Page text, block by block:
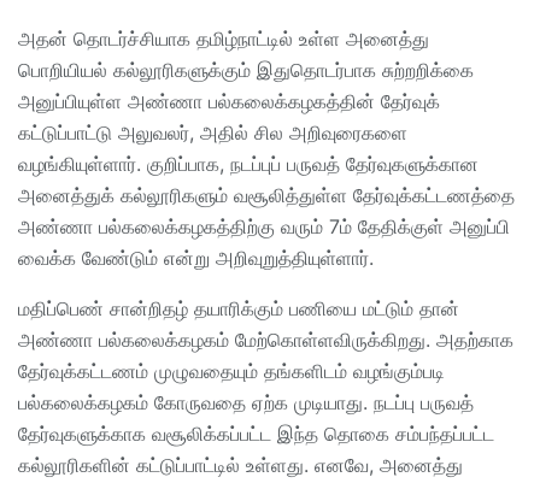
அதன் தொடர்ச்சியாக தமிழ்நாட்டில் உள்ள அனைத்து
பொறியியல் கல்லூரிகளுக்கும் இதுதொடர்பாக சுற்றறிக்கை
அனுப்பியுள்ள அண்ணா பல்கலைக்கழகத்தின் தேர்வுக்
கட்டுப்பாட்டு அலுவலர், அதில் சில அறிவுரைகளை
வழங்கியுள்ளார். குறிப்பாக, நடப்புப் பருவத் தேர்வுகளுக்கான
அனைத்துக் கல்லூரிகளும் வசூலித்துள்ள தேர்வுக்கட்டணத்தை
அண்ணா பல்கலைக்கழகத்திற்கு வரும் 7ம் தேதிக்குள் அனுப்பி
வைக்க வேண்டும் என்று அறிவுறுத்தியுள்ளார்.
மதிப்பெண் சான்றிதழ் தயாரிக்கும் பணியை மட்டும் தான்
அண்ணா பல்கலைக்கழகம் மேற்கொள்ளவிருக்கிறது. அதற்காக
தேர்வுக்கட்டணம் முழுவதையும் தங்களிடம் வழங்கும்படி
பல்கலைக்கழகம் கோருவதை ஏற்க முடியாது. நடப்பு பருவத்
தேர்வுகளுக்காக வசூலிக்கப்பட்ட இந்த தொகை சம்பந்தப்பட்ட
கல்லூரிகளின் கட்டுப்பாட்டில் உள்ளது. எனவே, அனைத்து